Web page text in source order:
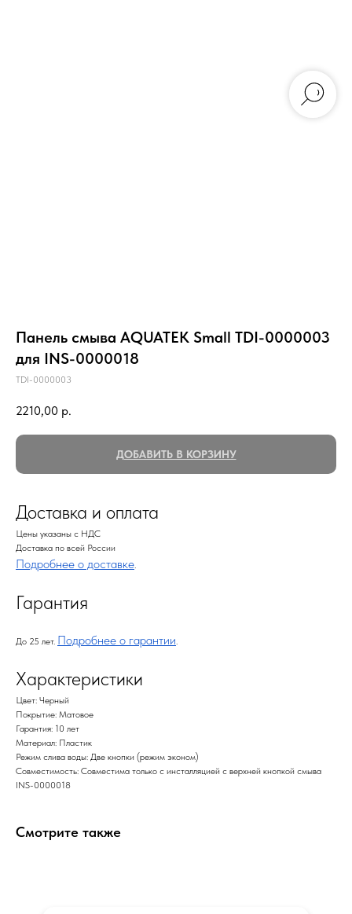
Панель смыва AQUATEK Small TDI-0000003
для INS-0000018
TDI-0000003
2210,00 р.
ДОБАВИТЬ В КОРЗИНУ
Доставка и оплата
Цены указаны с НДС
Доставка по всей России
Подробнее о доставке.
Гарантия
До 25 лет. Подробнее о гарантии.
Характеристики
Цвет: Черный
Покрытие: Матовое
Гарантия: 10 лет
Материал: Пластик
Режим слива воды: Две кнопки (режим эконом)
Совместимость: Совместима только с инсталляцией с верхней кнопкой смыва
INS-0000018
Смотрите также